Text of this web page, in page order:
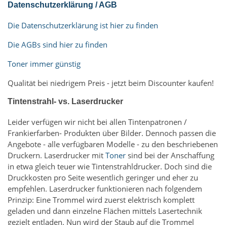
Datenschutzerklärung / AGB
Die Datenschutzerklärung ist hier zu finden
Die AGBs sind hier zu finden
Toner immer günstig
Qualität bei niedrigem Preis - jetzt beim Discounter kaufen!
Tintenstrahl- vs. Laserdrucker
Leider verfügen wir nicht bei allen Tintenpatronen /
Frankierfarben- Produkten über Bilder. Dennoch passen die
Angebote - alle verfügbaren Modelle - zu den beschriebenen
Druckern. Laserdrucker mit Toner sind bei der Anschaffung
in etwa gleich teuer wie Tintenstrahldrucker. Doch sind die
Druckkosten pro Seite wesentlich geringer und eher zu
empfehlen. Laserdrucker funktionieren nach folgendem
Prinzip: Eine Trommel wird zuerst elektrisch komplett
geladen und dann einzelne Flächen mittels Lasertechnik
gezielt entladen. Nun wird der Staub auf die Trommel